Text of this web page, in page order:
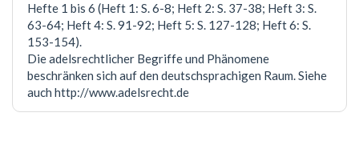
Hefte 1 bis 6 (Heft 1: S. 6-8; Heft 2: S. 37-38; Heft 3: S.
63-64; Heft 4: S. 91-92; Heft 5: S. 127-128; Heft 6: S.
153-154).
Die adelsrechtlicher Begriffe und Phänomene
beschränken sich auf den deutschsprachigen Raum. Siehe
auch http://www.adelsrecht.de